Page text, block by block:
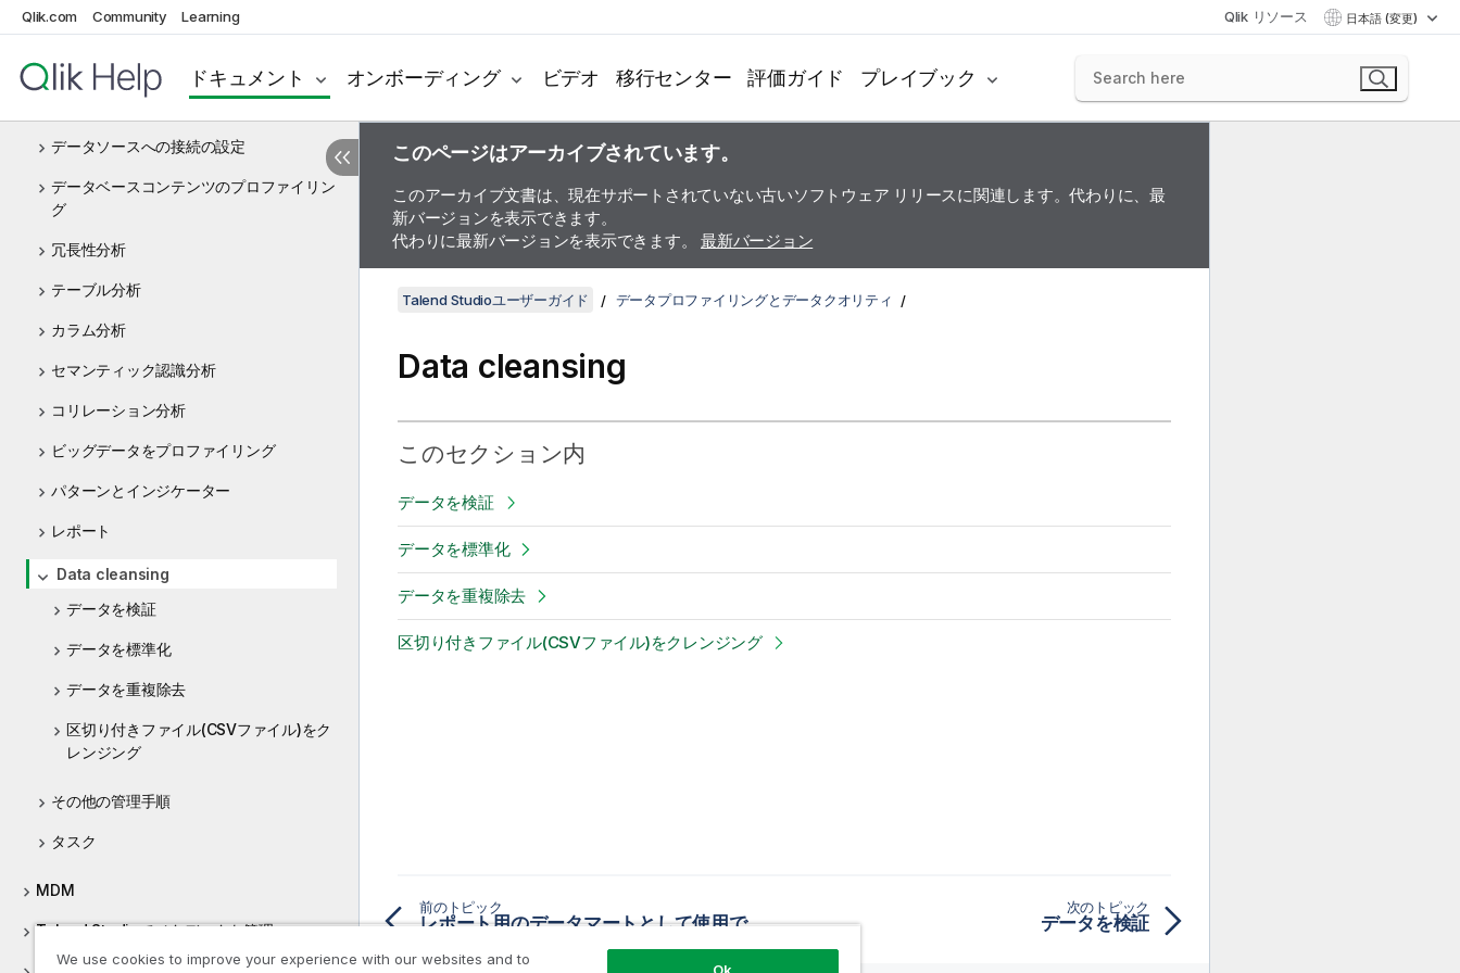
Qlik.com Community Learning Qlik リソース 日本語 (変更)
ドキュメント オンボーディング ビデオ 移行センター 評価ガイド プレイブック
データプロファイリングとデータクオリティ
本方針
データソースへの接続の設定
データベースコンテンツのプロファイリン
グ
冗長性分析
テーブル分析
カラム分析
セマンティック認識分析
コリレーション分析
ビッグデータをプロファイリング
パターンとインジケーター
レポート
Data cleansing
データを検証
データを標準化
データを重複除去
区切り付きファイル(CSVファイル)をク
レンジング
その他の管理手順
タスク
MDM
Talend Studioでメタデータを管理
このページはアーカイブされています。
このアーカイブ文書は、現在サポートされていない古いソフトウェア リリースに関連します。代わりに、最
新バージョンを表示できます。
代わりに最新バージョンを表示できます。 最新バージョン
Talend Studioユーザーガイド データプロファイリングとデータクオリティ
Data cleansing
このセクション内
データを検証
データを標準化
データを重複除去
区切り付きファイル(CSVファイル)をクレンジング
前のトピック
レポート用のデータマートとして使用できるようOracle OCIをインストールして設定
次のトピック
データを検証
We use cookies to improve your experience with our websites and to